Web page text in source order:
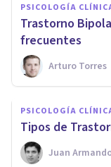
PSICOLOGÍA
Trastorno
frecuentes
Arturo Torres
PSICOLOGÍA
​Tipos de
Juan
Trastorno